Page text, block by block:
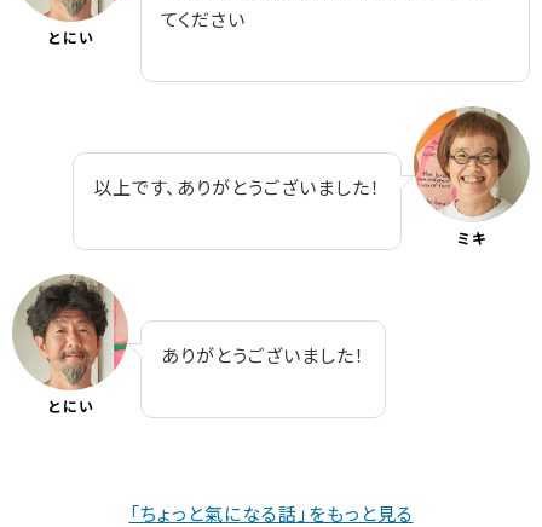
とにい
てください
以上です、ありがとうございました！
ミキ
とにい
ありがとうございました！
「ちょっと氣になる話」をもっと見る